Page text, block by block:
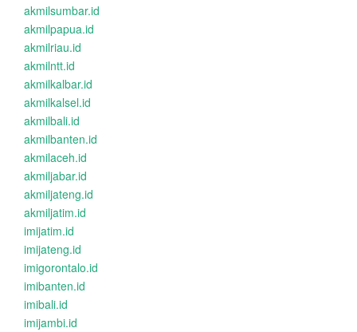
akmilsumbar.id
akmilpapua.id
akmilriau.id
akmilntt.id
akmilkalbar.id
akmilkalsel.id
akmilbali.id
akmilbanten.id
akmilaceh.id
akmiljabar.id
akmiljateng.id
akmiljatim.id
imijatim.id
imijateng.id
imigorontalo.id
imibanten.id
imibali.id
imijambi.id